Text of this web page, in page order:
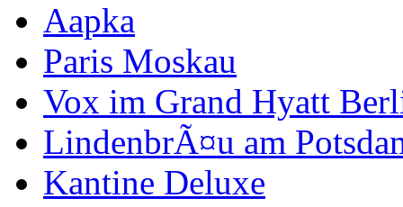
Aapka
Paris Moskau
Vox im Grand Hyatt
LindenbrÃ¤u am
Kantine Deluxe